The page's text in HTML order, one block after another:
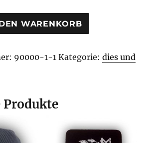
WARENKORB
90000-1-1 Kategorie:dies und